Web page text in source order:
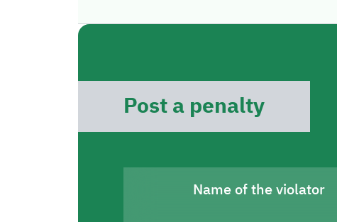
Post a penalty
Name of the violator